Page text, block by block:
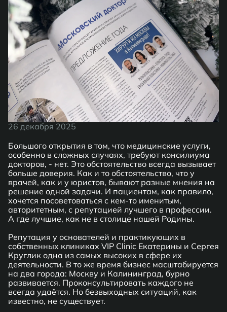
26 декабря 2025
Большого открытия в том, что медицинские услуги,
особенно в сложных случаях, требуют консилиума
докторов, - нет. Это обстоятельство всегда вызывает
больше доверия. Как и то обстоятельство, что у
врачей, как и у юристов, бывают разные мнения на
решение одной задачи. И пациентам, как правило,
хочется посоветоваться с кем-то именитым,
авторитетным, с репутацией лучшего в профессии.
А где лучшие, как не в столице нашей Родины.
Репутация у основателей и практикующих в
собственных клиниках VIP Clinic Екатерины и Сергея
Круглик одна из самых высоких в сфере их
деятельности. В то же время бизнес масштабируется
на два города: Москву и Калининград, бурно
развивается. Проконсультировать каждого не
всегда удаётся. Но безвыходных ситуаций, как
известно, не существует.